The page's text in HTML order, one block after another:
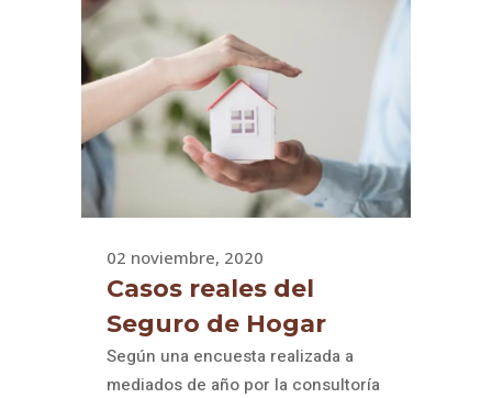
02 noviembre, 2020
Casos reales del
Seguro de Hogar
Según una encuesta realizada a
mediados de año por la consultoría